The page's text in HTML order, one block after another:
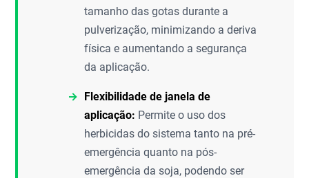
tamanho das gotas durante a
pulverização, minimizando a deriva
física e aumentando a segurança
da aplicação.
Flexibilidade de janela de
aplicação: Permite o uso dos
herbicidas do sistema tanto na pré-
emergência quanto na pós-
emergência da soja, podendo ser